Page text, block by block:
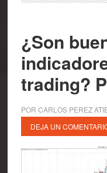
¿Son
trading?
POR CARLOS PEREZ
DEJA UN